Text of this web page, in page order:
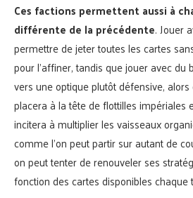
Ces factions permettent aussi à
différente de la précédente. Jouer
permettre de jeter toutes les cartes
pour l’affiner, tandis que jouer avec du
vers une optique plutôt défensive,
placera à la tête de flottilles impériales
incitera à multiplier les vaisseaux
comme l’on peut partir sur autant de
on peut tenter de renouveler ses
fonction des cartes disponibles